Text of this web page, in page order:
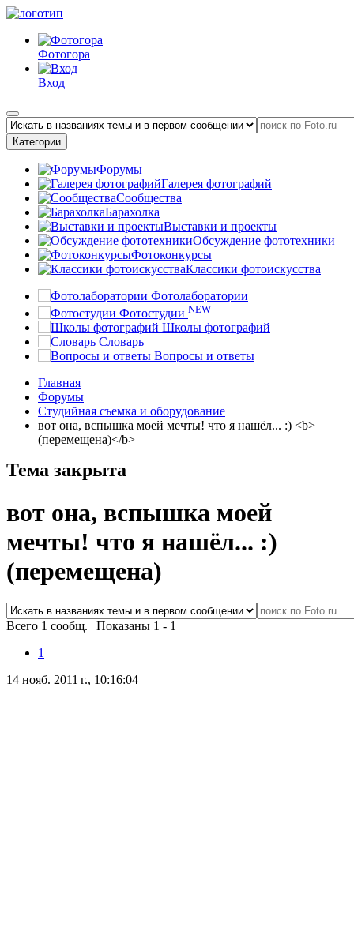
Фотогора
Вход
Категории
Форумы
Галерея фотографий
Сообщества
Барахолка
Выставки и проекты
Обсуждение фототехники
Фотоконкурсы
Классики фотоискусства
Фотолаборатории
Фотостудии NEW
Школы фотографий
Словарь
Вопросы и ответы
Главная
Форумы
Студийная съемка и оборудование
вот она, вспышка моей мечты! что я нашёл... :) <b>
(перемещена)</b>
Тема закрыта
вот она, вспышка моей
мечты! что я нашёл... :)
(перемещена)
Всего 1 сообщ. | Показаны 1 - 1
1
14 нояб. 2011 г., 10:16:04